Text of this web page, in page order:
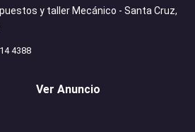
y taller Mecánico - Santa Cruz,
4388
Ver Anuncio